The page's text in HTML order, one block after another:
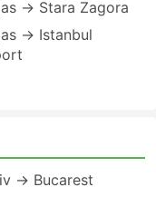
→ Stara Zagora
→ Istanbul
→ Bucarest